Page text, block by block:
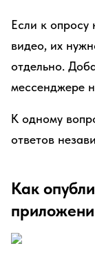
Если к опросу
видео, их
отдельно.
мессенджере
К одному
ответов
Как